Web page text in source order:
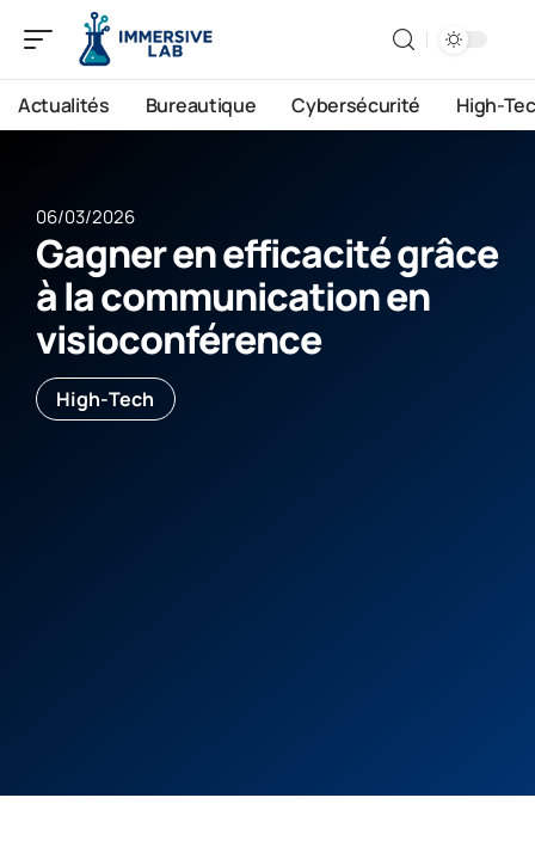
Actualités Bureautique Cybersécurité High-
06/03/2026
Gagner en efficacité grâce
à la communication en
visioconférence
High-Tech